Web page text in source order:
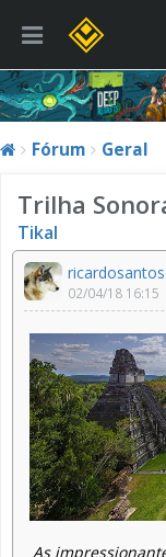
Fórum Geral
Trilha
Tikal
02/04/18 16:15
As